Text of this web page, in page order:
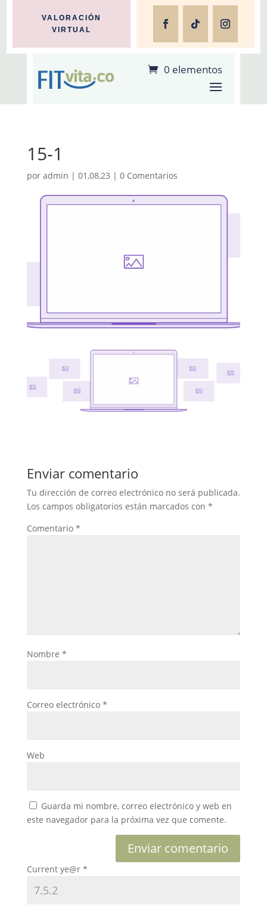
VALORACIÓN
VIRTUAL
0 elementos
15-1
por admin | 01,08,23 | 0 Comentarios
Enviar comentario
Tu dirección de correo electrónico no será publicada.
Los campos obligatorios están marcados con *
Comentario *
Nombre *
Correo electrónico *
Web
Guarda mi nombre, correo electrónico y web en
este navegador para la próxima vez que comente.
Current ye@r *